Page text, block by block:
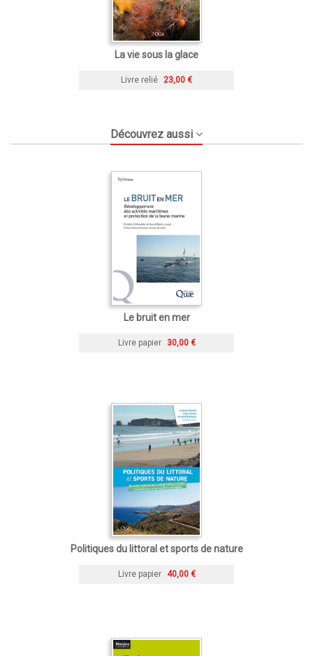
La vie sous la glace
Livre relié 23,00 €
Découvrez aussi
Le bruit en mer
Livre papier 30,00 €
Politiques du littoral et sports de nature
Livre papier 40,00 €